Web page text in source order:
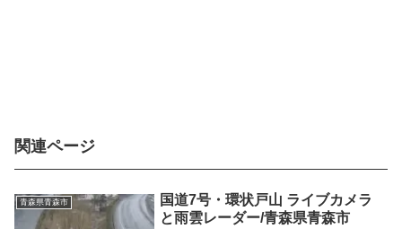
関連ページ
青森県青森市
国道7号・環状戸山 ライブカメラ
と雨雲レーダー/青森県青森市